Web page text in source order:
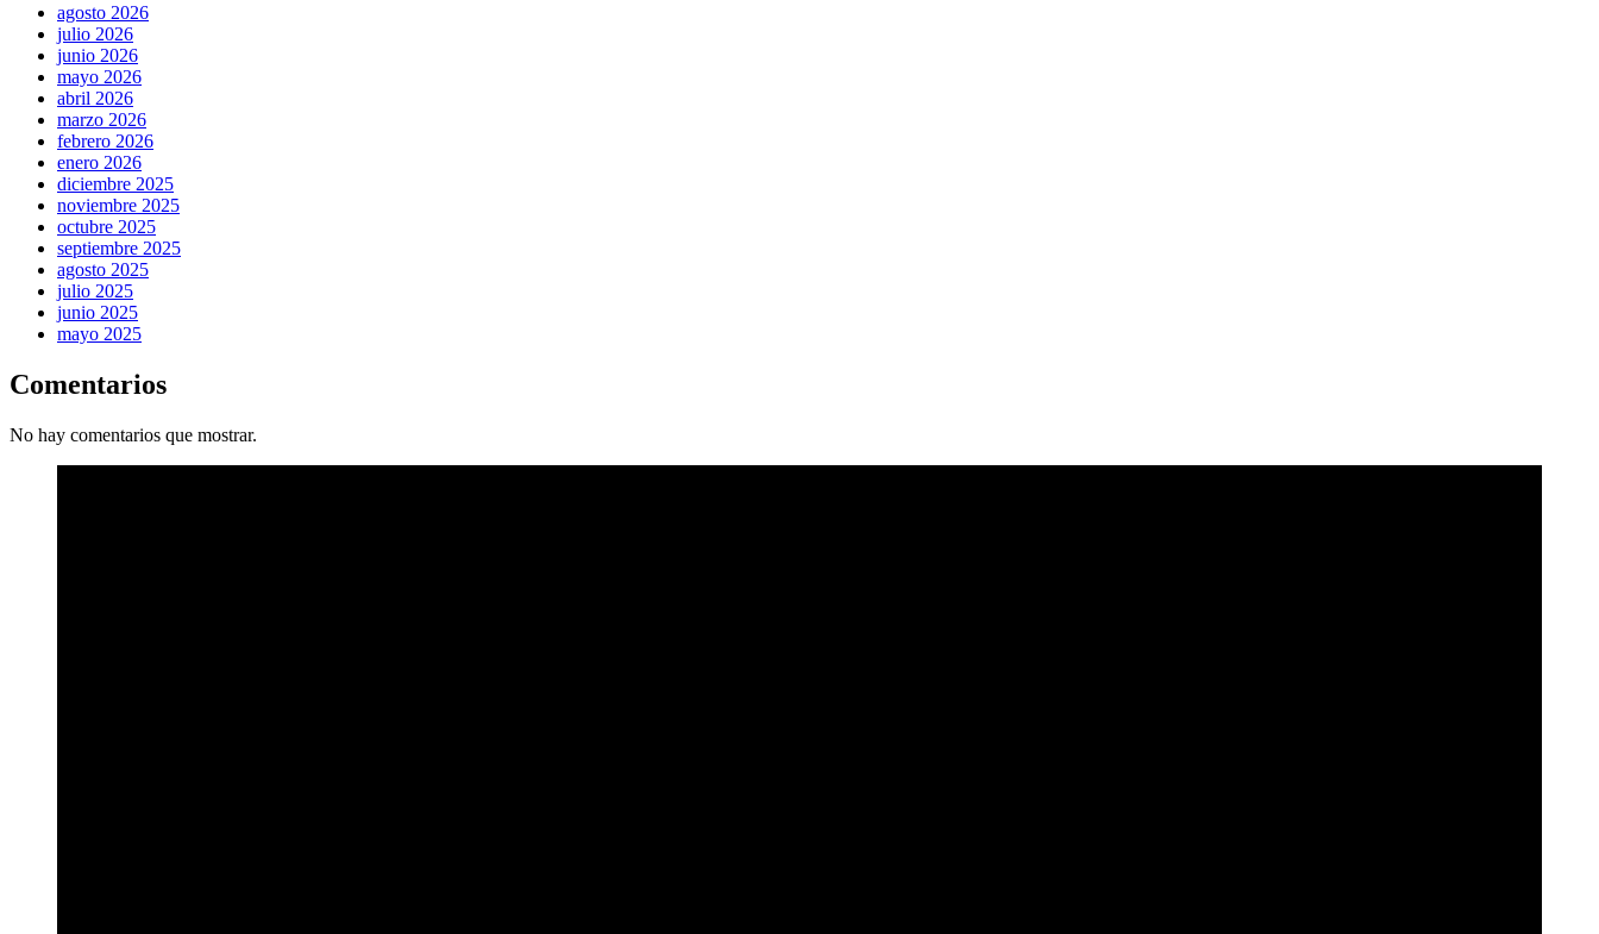
agosto 2026
julio 2026
junio 2026
mayo 2026
abril 2026
marzo 2026
febrero 2026
enero 2026
diciembre 2025
noviembre 2025
octubre 2025
septiembre 2025
agosto 2025
julio 2025
junio 2025
mayo 2025
Comentarios
No hay comentarios que mostrar.